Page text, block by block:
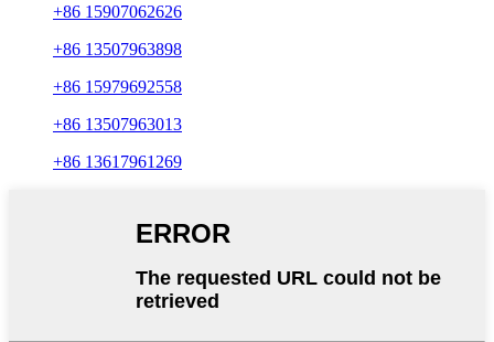
+86 15907062626
+86 13507963898
+86 15979692558
+86 13507963013
+86 13617961269